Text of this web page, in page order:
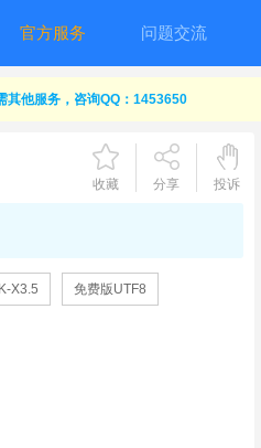
官方服务 问题交流
其他服务，咨询QQ：1453650
收藏 分享 投诉
X3.5 免费版UTF8